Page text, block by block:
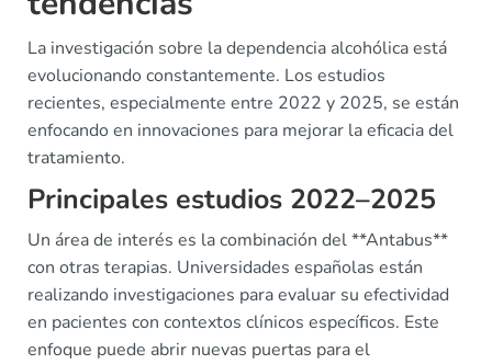
La investigación sobre la dependencia alcohólica está
evolucionando constantemente. Los estudios
recientes, especialmente entre 2022 y 2025, se están
enfocando en innovaciones para mejorar la eficacia del
tratamiento.
Principales estudios 2022–2025
Un área de interés es la combinación del **Antabus**
con otras terapias. Universidades españolas están
realizando investigaciones para evaluar su efectividad
en pacientes con contextos clínicos específicos. Este
enfoque puede abrir nuevas puertas para el